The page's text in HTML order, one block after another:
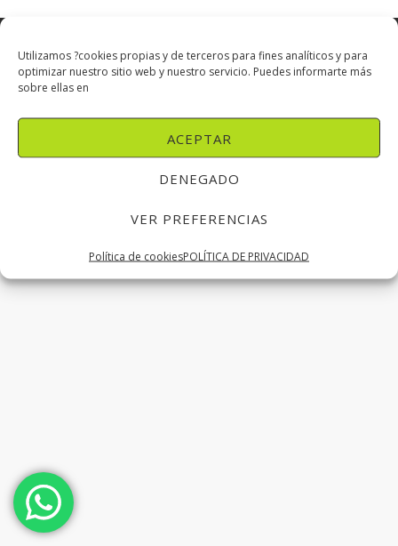
Utilizamos ?cookies propias y de terceros para fines analíticos y para
optimizar nuestro sitio web y nuestro servicio. Puedes informarte más
sobre ellas en
ACEPTAR
DENEGADO
VER PREFERENCIAS
Política de cookiesPOLÍTICA DE PRIVACIDAD
Copyright © Tudela Caravaning | Todos los derechos
reservados